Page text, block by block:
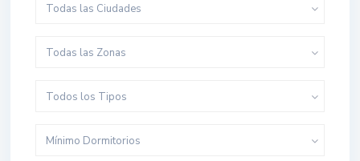
Todas las Ciudades
Todas las Zonas
Todos los Tipos
Mínimo Dormitorios